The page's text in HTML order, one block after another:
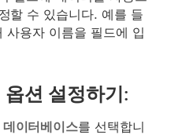
할 수 있습니다. 예를 들
용자 이름을 필드에 입
션 설정하기:
데이터베이스를 선택합니